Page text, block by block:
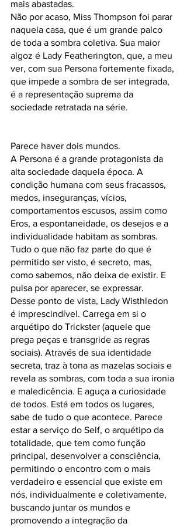
mais abastadas.
Não por acaso, Miss Thompson foi parar
naquela casa, que é um grande palco
de toda a sombra coletiva. Sua maior
algoz é Lady Featherington, que, a meu
ver, com sua Persona fortemente fixada,
que impede a sombra de ser integrada,
é a representação suprema da
sociedade retratada na série.
Parece haver dois mundos.
A Persona é a grande protagonista da
alta sociedade daquela época. A
condição humana com seus fracassos,
medos, inseguranças, vícios,
comportamentos escusos, assim como
Eros, a espontaneidade, os desejos e a
individualidade habitam as sombras.
Tudo o que não faz parte do que é
permitido ser visto, é secreto, mas,
como sabemos, não deixa de existir. E
pulsa por aparecer, se expressar.
Desse ponto de vista, Lady Wisthledon
é imprescindível. Carrega em si o
arquétipo do Trickster (aquele que
prega peças e transgride as regras
sociais). Através de sua identidade
secreta, traz à tona as mazelas sociais e
revela as sombras, com toda a sua ironia
e maledicência. E aguça a curiosidade
de todos. Está em todos os lugares,
sabe de tudo o que acontece. Parece
estar a serviço do Self, o arquétipo da
totalidade, que tem como função
principal, desenvolver a consciência,
permitindo o encontro com o mais
verdadeiro e essencial que existe em
nós, individualmente e coletivamente,
buscando juntar os mundos e
promovendo a integração da